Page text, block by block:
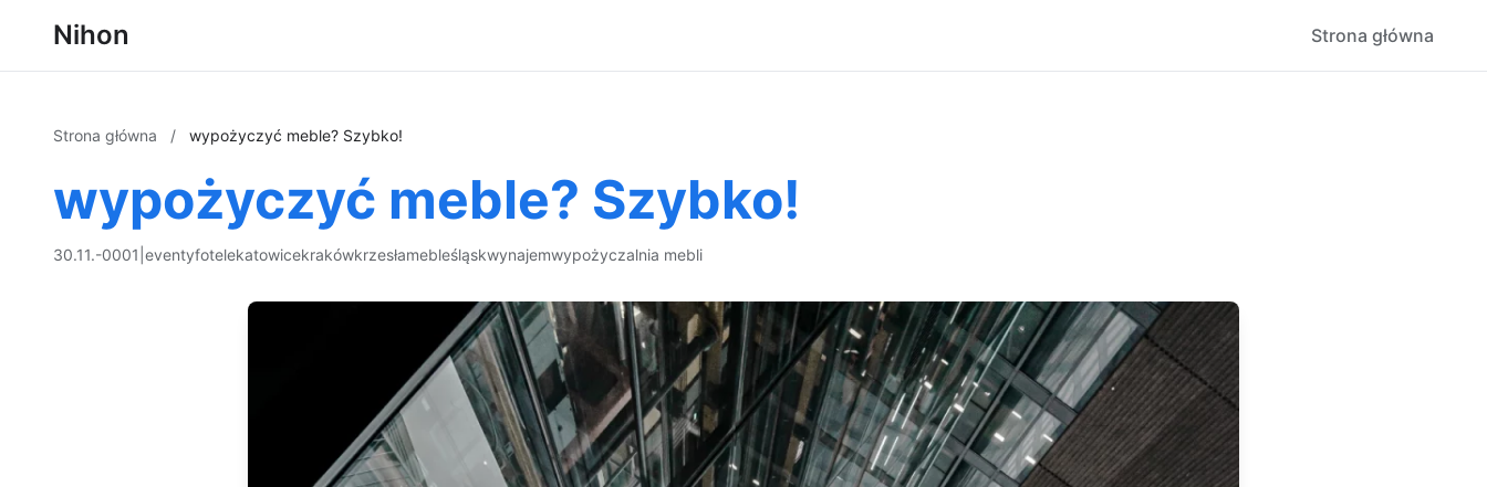
Nihon Strona główna
Strona główna / wypożyczyć meble? Szybko!
wypożyczyć meble? Szybko!
30.11.-0001 eventyfotelekatowicekrakówkrzesłamebleśląskwynajemwypożyczalnia mebli